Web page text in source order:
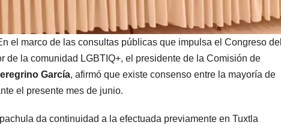
el marco de las consultas públicas que impulsa el Congreso del
de la comunidad LGBTIQ+, el presidente de la Comisión de
García, afirmó que existe consenso entre la mayoría de
el presente mes de junio.
da continuidad a la efectuada previamente en Tuxtla